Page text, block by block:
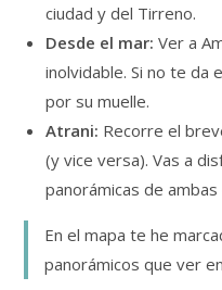
ciudad y del Tirreno.
Desde el mar: Ver a
inolvidable. Si no te da
por su muelle.
Atrani: Recorre el
(y vice versa). Vas a
panorámicas de ambas
En el mapa te he
panorámicos que ver